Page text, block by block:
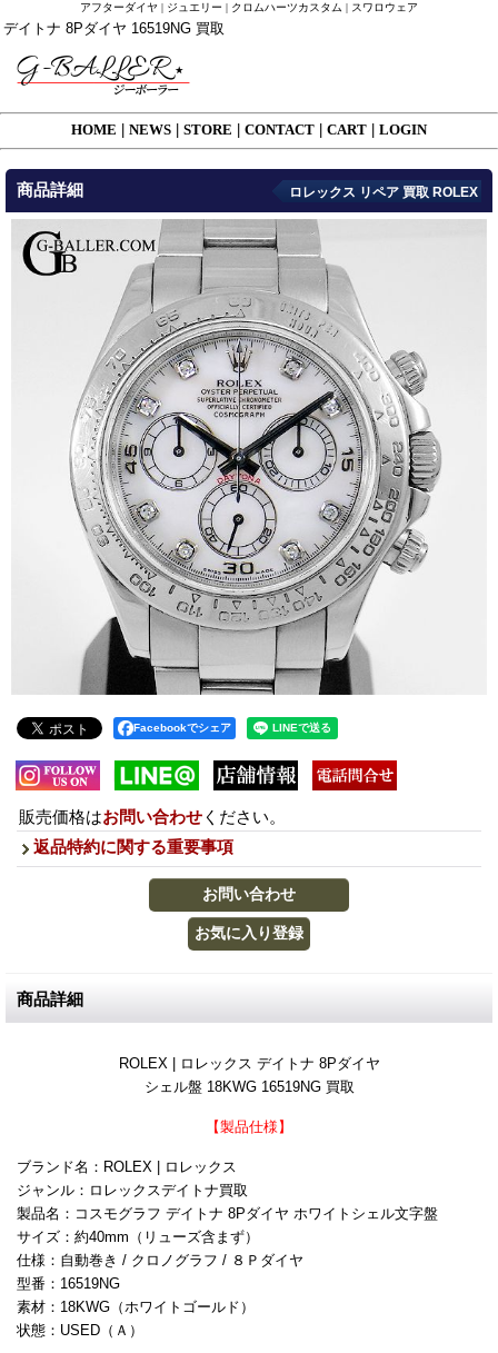
アフターダイヤ | ジュエリー | クロムハーツカスタム | スワロウェア
デイトナ 8Pダイヤ 16519NG 買取
HOME NEWS STORE CONTACT CART LOGIN
商品詳細 ロレックス リペア 買取 ROLEX
Facebookでシェア
販売価格はお問い合わせ ください。
返品特約に関する重要事項
商品詳細
ROLEX | ロレックス デイトナ 8Pダイヤ
シェル盤 18KWG 16519NG 買取
【製品仕様】
ブランド名：ROLEX | ロレックス
ジャンル：ロレックスデイトナ買取
製品名：コスモグラフ デイトナ 8Pダイヤ ホワイトシェル文字盤
サイズ：約40mm（リューズ含まず）
仕様：自動巻き / クロノグラフ / ８Ｐダイヤ
型番：16519NG
素材：18KWG（ホワイトゴールド）
状態：USED（Ａ）